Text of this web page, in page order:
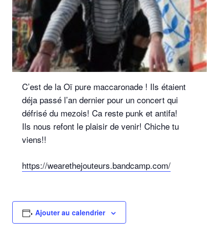
C’est de la Oï pure maccaronade ! Ils étaient
déja passé l’an dernier pour un concert qui
défrisé du mezois! Ca reste punk et antifa!
Ils nous refont le plaisir de venir! Chiche tu
viens!!
https://wearethejouteurs.bandcamp.com/
Ajouter au calendrier